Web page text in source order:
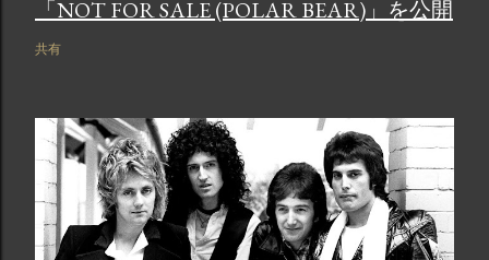
「NOT FOR SALE (POLAR BEAR)」を公開
共有